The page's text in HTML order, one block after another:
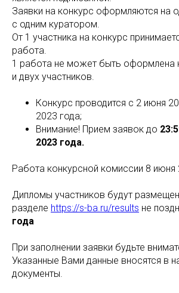
Заявки на конкурс оформляются на
с одним куратором.
От 1 участника на конкурс
работа.
1 работа не может быть оформлена
и двух участников.
Конкурс проводится с 2 июня
2023 года;
Внимание! Прием заявок до
2023 года.
Работа конкурсной комиссии 8 июня
Дипломы участников будут
разделе https://s-ba.ru/results не
года
При заполнении заявки будьте
Указанные Вами данные вносятся в
документы.